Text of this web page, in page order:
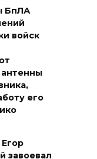
БпЛА
войск
его
завоевал